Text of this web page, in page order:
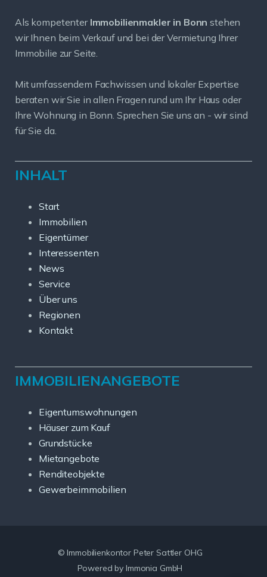
Als kompetenter Immobilienmakler in Bonn stehen
wir Ihnen beim Verkauf und bei der Vermietung Ihrer
Immobilie zur Seite.
Mit umfassendem Fachwissen und lokaler Expertise
beraten wir Sie in allen Fragen rund um Ihr Haus oder
Ihre Wohnung in Bonn. Sprechen Sie uns an - wir sind
für Sie da.
INHALT
Start
Immobilien
Eigentümer
Interessenten
News
Service
Über uns
Regionen
Kontakt
IMMOBILIENANGEBOTE
Eigentumswohnungen
Häuser zum Kauf
Grundstücke
Mietangebote
Renditeobjekte
Gewerbeimmobilien
© Immobilienkontor Peter Sattler OHG
Powered by Immonia GmbH